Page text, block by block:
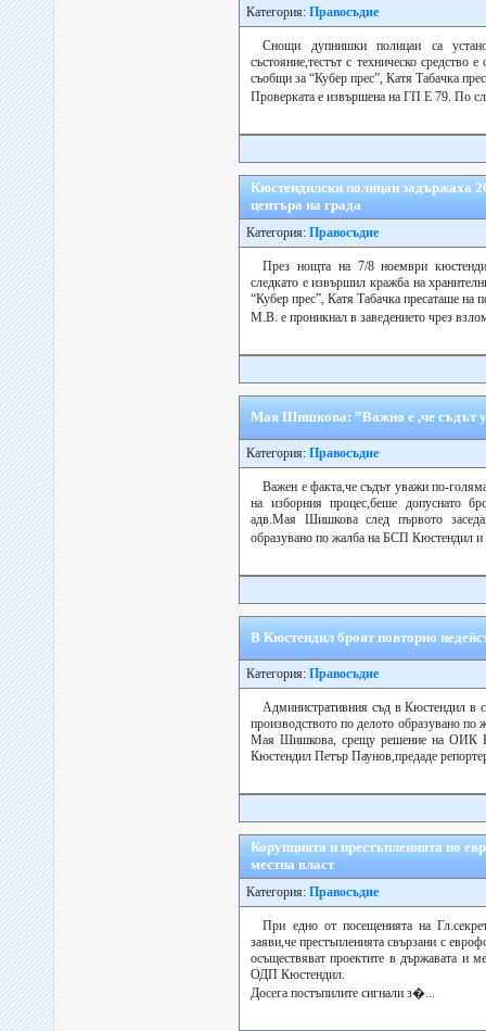
Категория: Правосъдие
Снощи дупнишки полицаи са
състояние,тестът с техническо
съобщи за “Кубер прес”, Катя Табачка
Проверката е извършена на ГП Е 79. По
Кюстендилски полицаи задържаха
центъра на града
Категория: Правосъдие
През нощта на 7/8 ноември
следкато е извършил кражба на
“Кубер прес”, Катя Табачка пресаташе на
М.В. е проникнал в заведението чрез
Мая Шишкова: ”Важно е ,че съдът
Категория: Правосъдие
Важен е факта,че съдът уважи по-
на изборния процес,беше допуснато
адв.Мая Шишкова след първото
образувано по жалба на БСП
В Кюстендил броят повторно
Категория: Правосъдие
Административния съд в Кюстендил в
производството по делото образувано
Мая Шишкова, срещу решение на ОИК
Кюстендил Петър Паунов,предаде
Корупцията и престъпленията по
местна власт
Категория: Правосъдие
При едно от посещенията на
заяви,че престъпленията свързани с
осъществяват проектите в държавата и
ОДП Кюстендил.
Досега постъпилите сигнали з�...